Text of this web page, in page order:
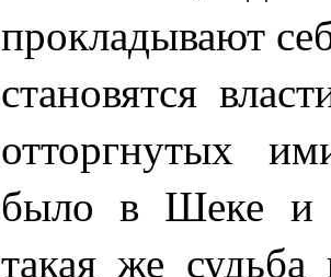
прокладывают
становятся
отторгнутых
было в Шеке и
такая же судьба